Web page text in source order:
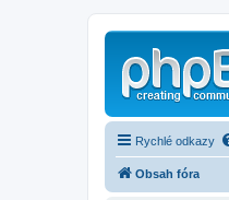
Rychlé odkazy
Obsah fóra